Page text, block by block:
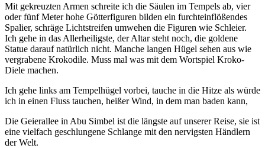
Mit gekreuzten Armen schreite ich die Säulen im Tempels ab, vier
oder fünf Meter hohe Götterfiguren bilden ein furchteinflößendes
Spalier, schräge Lichtstreifen umwehen die Figuren wie Schleier.
Ich gehe in das Allerheiligste, der Altar steht noch, die goldene
Statue darauf natürlich nicht. Manche langen Hügel sehen aus wie
vergrabene Krokodile. Muss mal was mit dem Wortspiel Kroko-
Diele machen.
Ich gehe links am Tempelhügel vorbei, tauche in die Hitze als würde
ich in einen Fluss tauchen, heißer Wind, in dem man baden kann,
Die Geierallee in Abu Simbel ist die längste auf unserer Reise, sie ist
eine vielfach geschlungene Schlange mit den nervigsten Händlern
der Welt.